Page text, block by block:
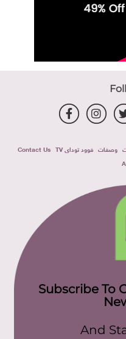
وصفات فوود توداى TV
Contact Us
Subscribe To
And